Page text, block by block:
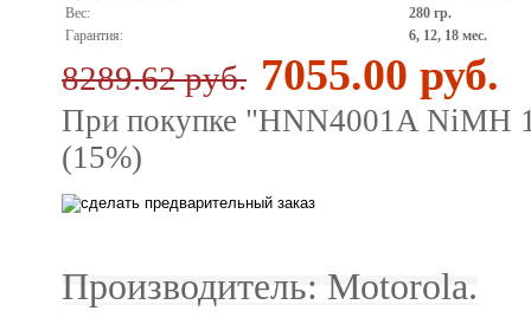
Вес:
280 гр.
Гарантия:
6, 12, 18 мес.
8289.62 руб. 7055.00 руб.
При покупке "HNN4001A NiMH
(15%)
Производитель: Motorola.